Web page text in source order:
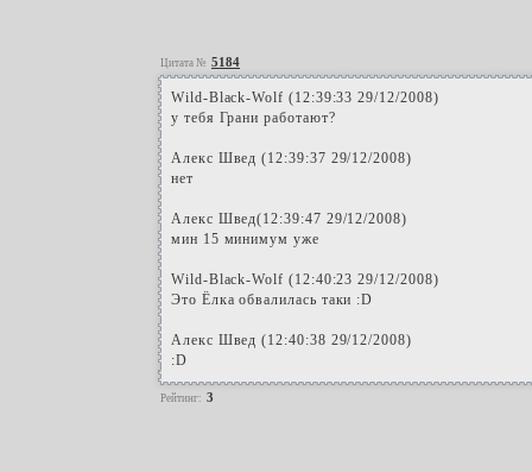
Цитата № 5184
Wild-Black-Wolf (12:39:33 29/12/2008)
у тебя Грани работают?
Алекс Швед (12:39:37 29/12/2008)
нет
Алекс Швед(12:39:47 29/12/2008)
мин 15 минимум уже
Wild-Black-Wolf (12:40:23 29/12/2008)
Это Ёлка обвалилась таки :D
Алекс Швед (12:40:38 29/12/2008)
:D
Рейтинг: 3